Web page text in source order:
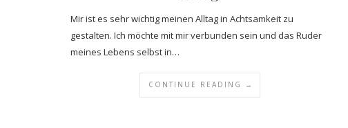
Mir ist es sehr wichtig meinen Alltag in Achtsamkeit zu
gestalten. Ich möchte mit mir verbunden sein und das Ruder
meines Lebens selbst in…
CONTINUE READING →